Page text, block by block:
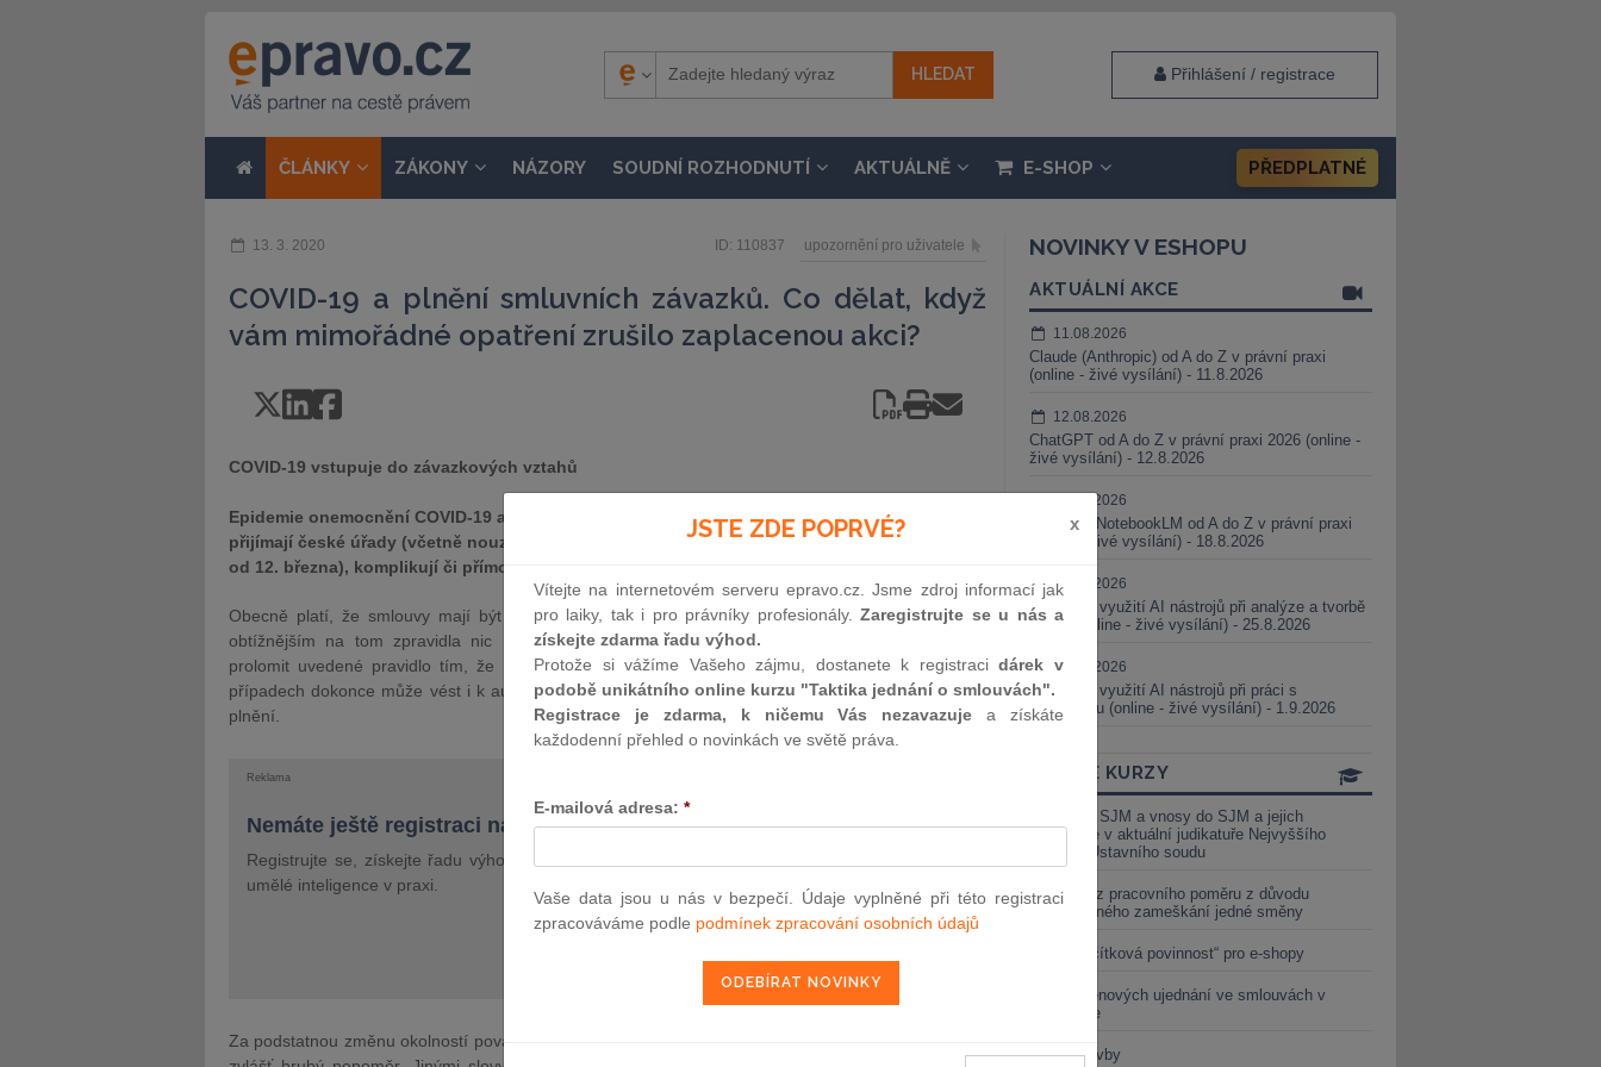
Přihlášení / registrace
ČLÁNKY ZÁKONY NÁZORY SOUDNÍ ROZHODNUTÍ AKTUÁLNĚ E-SHOP PŘEDPLATNÉ
13. 3. 2020 ID: 110837 upozornění pro uživatele
COVID-19 a plnění smluvních závazků. Co dělat, když
vám mimořádné opatření zrušilo zaplacenou akci?
COVID-19 vstupuje do závazkových vztahů
Epidemie onemocnění COVID-19 a opatření, která za účelem zamezení šíření tzv. koronaviru
přijímají české úřady (včetně nouzového stavu vyhlášeného pro celé území České republiky
od 12. března), komplikují či přímo znemožňují plnění některých smluvních povinností.
Obecně platí, že smlouvy mají být plněny, a to, že plnění se může v některých případech stát
obtížnějším na tom zpravidla nic nemění. Aktuální vývoj nicméně může v některých situacích
prolomit uvedené pravidlo tím, že založí tzv. podstatnou změnu vnějších okolností. V některých
případech dokonce může vést i k automatickému zániku závazků ze smlouvy pro nemožnost jejich
plnění.
Reklama
Nemáte ještě registraci na epravo.cz?
Registrujte se, získejte řadu výhod a jako dárek Vám zašleme aktuální online kurz na využití
umělé inteligence v praxi.
REGISTROVAT ZDE
Za podstatnou změnu okolností považuje zákon situaci, která založí v právech a povinnostech stran
NOVINKY V ESHOPU
AKTUÁLNÍ AKCE
11.08.2026
Claude (Anthropic) od A do Z v právní praxi
(online - živé vysílání) - 11.8.2026
12.08.2026
ChatGPT od A do Z v právní praxi 2026 (online -
živé vysílání) - 12.8.2026
18.08.2026
Gemini a NotebookLM od A do Z v právní praxi
(online - živé vysílání) - 18.8.2026
25.08.2026
Praktické využití AI nástrojů při analýze a tvorbě
smluv (online - živé vysílání) - 25.8.2026
01.09.2026
Praktické využití AI nástrojů při práci s
judikaturou (online - živé vysílání) - 1.9.2026
ONLINE KURZY
Vnosy ze SJM a vnosy do SJM a jejich
valorizace v aktuální judikatuře Nejvyššího
soudu a Ústavního soudu
Výpověď z pracovního poměru z důvodu
neomluveného zameškání jedné směny
Nová „tlačítková povinnost“ pro e-shopy
Změna cenových ujednání ve smlouvách v
energetice
Černé stavby
JSTE ZDE POPRVÉ? x
Vítejte na internetovém serveru epravo.cz. Jsme zdroj informací jak
pro laiky, tak i pro právníky profesionály.Zaregistrujte se u nás a
získejte zdarma řadu výhod.
Protože si vážíme Vašeho zájmu, dostanete k registracidárek v
podobě unikátního online kurzu "Taktika jednání o smlouvách".
Registrace je zdarma, k ničemu Vás nezavazuje a získáte
každodenní přehled o novinkách ve světě práva.
E-mailová adresa: *
Vaše data jsou u nás v bezpečí. Údaje vyplněné při této registraci
zpracováváme podle podmínek zpracování osobních údajů